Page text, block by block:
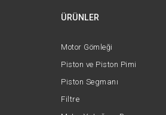
ÜRÜNLER
Motor Gömleği
Piston ve Piston Pimi
Piston Segmanı
Filtre